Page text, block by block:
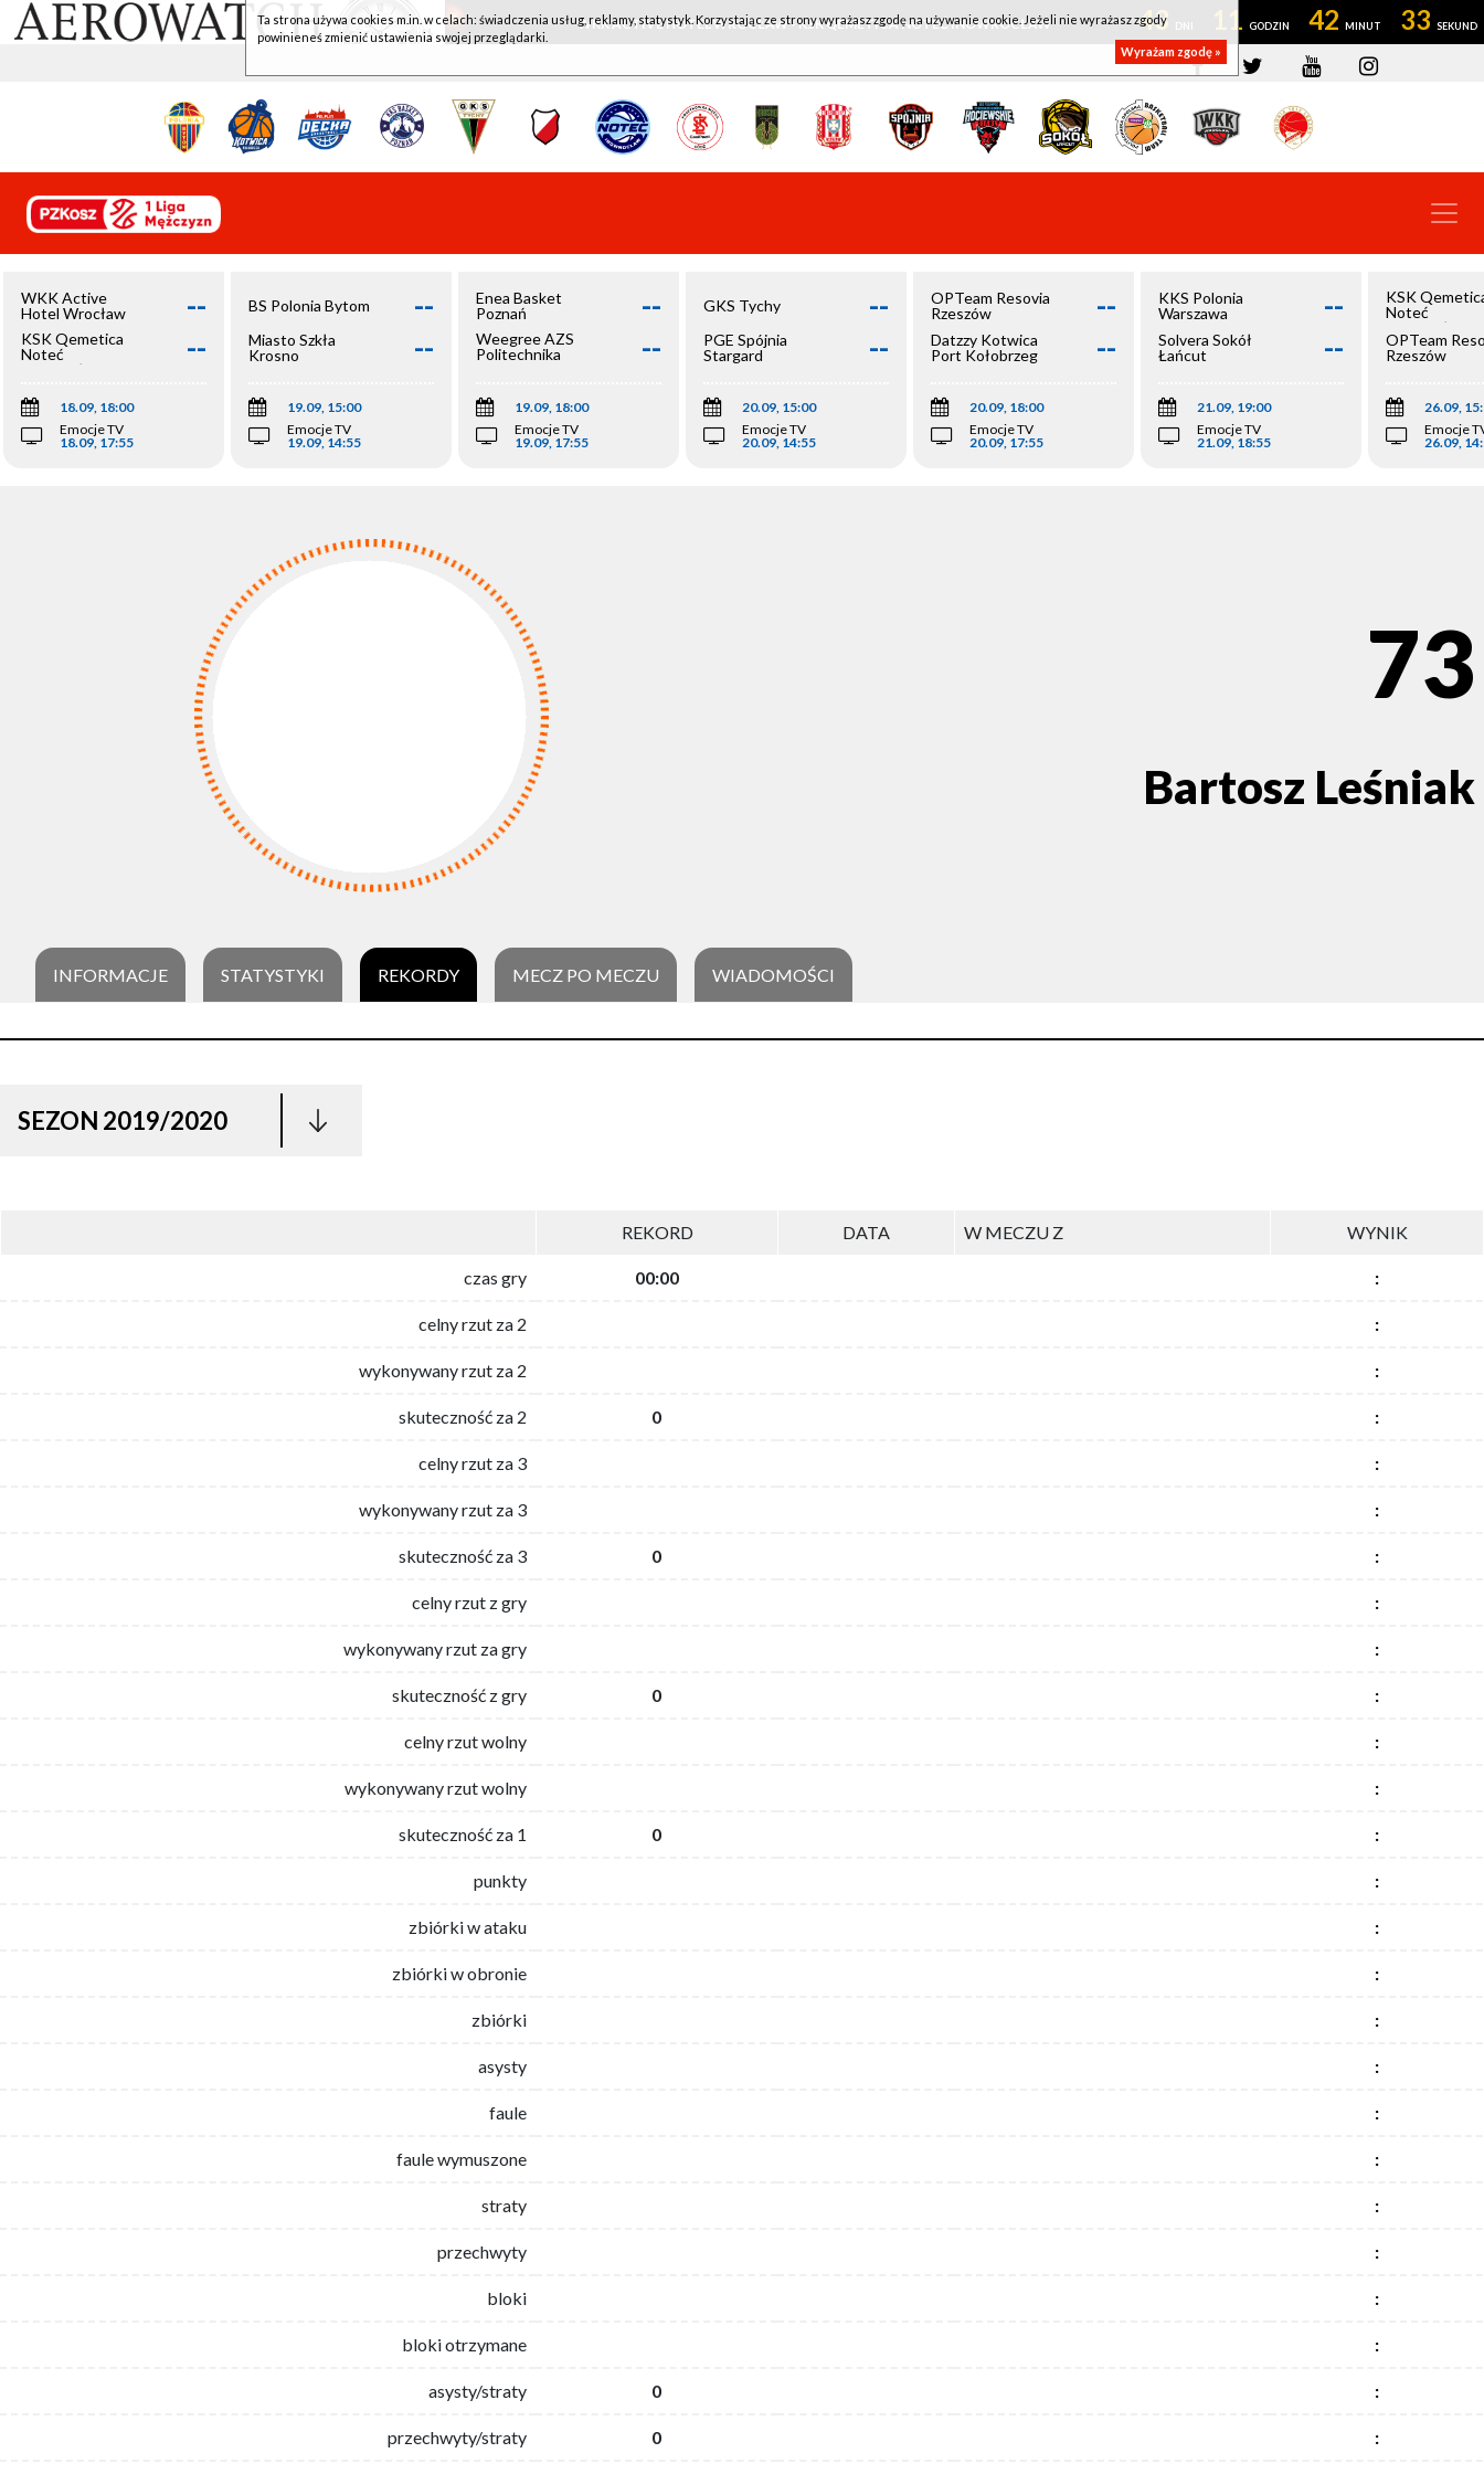
WKK ACTIVE HOTEL WROCŁAW - KSK QEMETICA NOTEĆ INOWROCŁAW 43 11 42 32
WKK Active
Hotel Wrocław
--
KSK Qemetica
Noteć
Inowrocław
--
18.09, 18:00
Emocje TV
18.09, 17:55
BS Polonia Bytom --
Miasto Szkła
Krosno
--
19.09, 15:00
Emocje TV
19.09, 14:55
Enea Basket
Poznań
--
Weegree AZS
Politechnika
--
19.09, 18:00
Emocje TV
19.09, 17:55
GKS Tychy --
PGE Spójnia
Stargard
--
20.09, 15:00
Emocje TV
20.09, 14:55
OPTeam Resovia
Rzeszów
--
Datzzy Kotwica
Port Kołobrzeg
--
20.09, 18:00
Emocje TV
20.09, 17:55
KKS Polonia
Warszawa
--
Solvera Sokół
Łańcut
--
21.09, 19:00
Emocje TV
21.09, 18:55
KSK
Noteć
Inowrocław
OPTeam
Rzeszów
26.09,
Emocje
26.09,
73
Bartosz Leśniak
INFORMACJE STATYSTYKI REKORDY MECZ PO MECZU WIADOMOŚCI
SEZON 2019/2020
REKORD DATA W MECZU Z WYNIK
czas gry 00:00 :
celny rzut za 2 :
wykonywany rzut za 2 :
skuteczność za 2 0 :
celny rzut za 3 :
wykonywany rzut za 3 :
skuteczność za 3 0 :
celny rzut z gry :
wykonywany rzut za gry :
skuteczność z gry 0 :
celny rzut wolny :
wykonywany rzut wolny :
skuteczność za 1 0 :
punkty :
zbiórki w ataku :
zbiórki w obronie :
zbiórki :
asysty :
faule :
faule wymuszone :
straty :
przechwyty :
bloki :
bloki otrzymane :
asysty/straty 0 :
przechwyty/straty 0 :
Ta strona używa cookies m.in. w celach: świadczenia usług, reklamy, statystyk. Korzystając ze strony wyrażasz zgodę na używanie cookie. Jeżeli nie wyrażasz zgody
powinieneś zmienić ustawienia swojej przeglądarki.
Wyrażam zgodę »